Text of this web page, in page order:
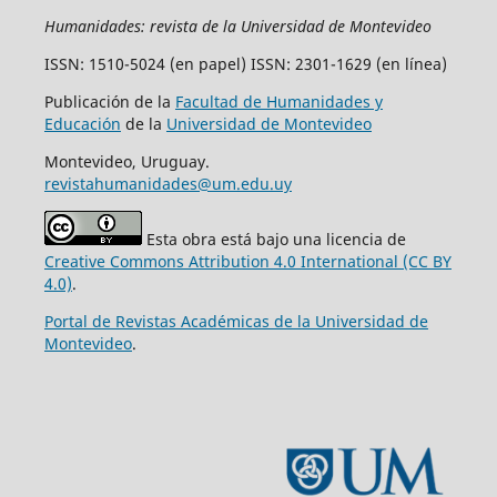
Humanidades: revista de la Universidad de Montevideo
ISSN: 1510-5024 (en papel) ISSN: 2301-1629 (en línea)
Publicación de la Facultad de Humanidades y
Educación de la Universidad de Montevideo
Montevideo, Uruguay.
revistahumanidades@um.edu.uy
Esta obra está bajo una licencia de
Creative Commons Attribution 4.0 International (CC BY
4.0).
Portal de Revistas Académicas de la Universidad de
Montevideo.